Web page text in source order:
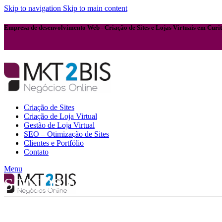
Skip to navigation Skip to main content
Empresa de desenvolvimento Web - Criação de Sites e Lojas Virtuais em
Criação de Sites
Criação de Loja Virtual
Gestão de Loja Virtual
SEO – Otimização de Sites
Clientes e Portfólio
Contato
Menu
SOMOS ESPECIALISTAS EM